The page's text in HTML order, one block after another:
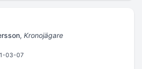
, Kronojägare
03-07